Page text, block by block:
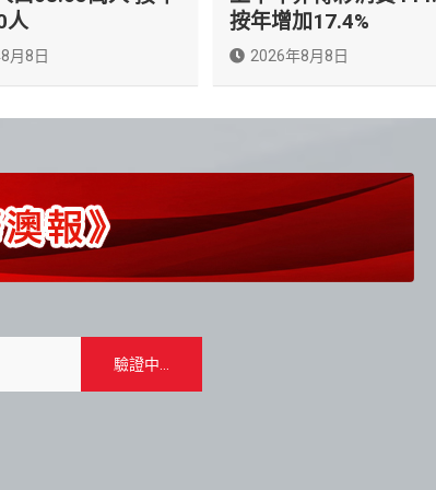
人
月8日
按年增加17.4%
2026年8月8日